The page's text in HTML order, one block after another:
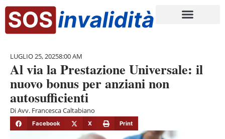
LUGLIO 25, 20258:00 AM
Al via la Prestazione Universale: il
nuovo bonus per anziani non
autosufficienti
DiAvv. Francesca Caltabiano
Facebook X Print